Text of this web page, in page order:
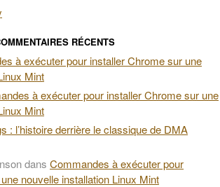
RÉCENTS
à exécuter pour installer Chrome sur une
Mint
à exécuter pour installer Chrome sur une
Mint
: l’histoire derrière le classique de DMA
dans Commandes à exécuter pour
nouvelle installation Linux Mint